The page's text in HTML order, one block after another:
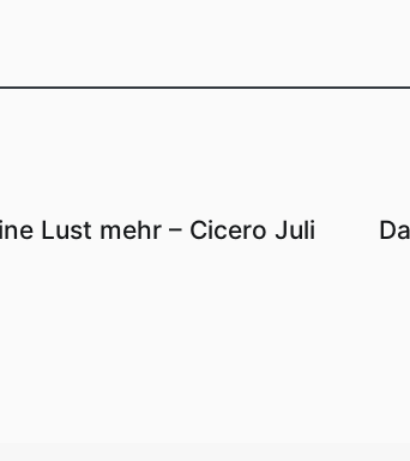
Lust mehr – Cicero Juli